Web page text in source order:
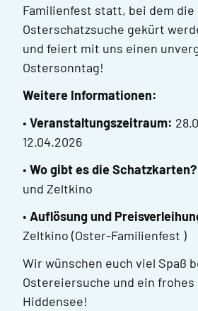
Familienfest statt, bei dem die
Osterschatzsuche gekürt
und feiert mit uns einen
Ostersonntag!
Weitere Informationen:
• Veranstaltungszeitraum:
12.04.2026
• Wo gibt es die Schatzkarten?
und Zeltkino
• Auflösung und
Zeltkino (Oster-Familienfest )
Wir wünschen euch viel Spaß
Ostereiersuche und ein
Hiddensee!